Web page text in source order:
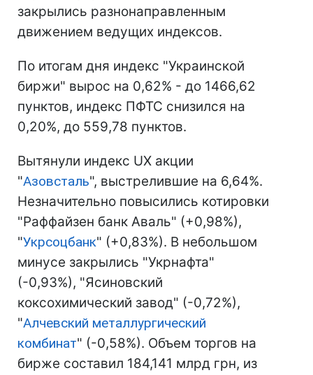
закрылись разнонаправленным
движением ведущих индексов.
По итогам дня индекс "Украинской
биржи" вырос на 0,62% - до 1466,62
пунктов, индекс ПФТС снизился на
0,20%, до 559,78 пунктов.
Вытянули индекс UX акции
"Азовсталь", выстрелившие на 6,64%.
Незначительно повысились котировки
"Раффайзен банк Аваль" (+0,98%),
"Укрсоцбанк" (+0,83%). В небольшом
минусе закрылись "Укрнафта"
(-0,93%), "Ясиновский
коксохимический завод" (-0,72%),
"Алчевский металлургический
комбинат" (-0,58%). Объем торгов на
бирже составил 184,141 млрд грн, из